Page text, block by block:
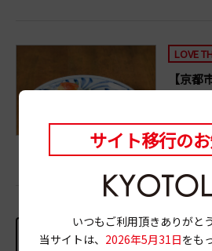
LOVE
【京
［膳
ぷり！
NEXT
サイト移行の
いつもご利用頂きありがと
当サイトは、 2026年5月31日をも